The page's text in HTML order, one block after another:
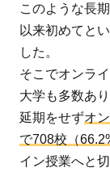
が急
増
2
大
学
に
お
け
このような長
以来初めてと
した。
そこでオンラ
大学も多数あり
延期をせずオ
で708校（
イン授業へと